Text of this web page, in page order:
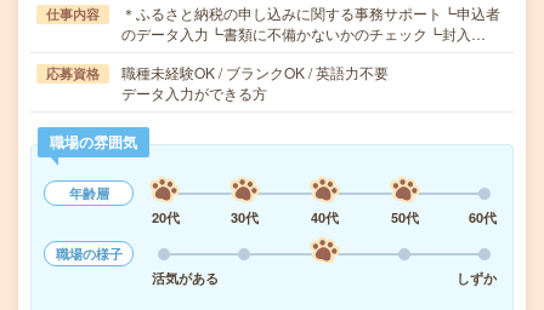
仕事内容
＊ふるさと納税の申し込みに関する事務サポート┗申込者
のデータ入力┗書類に不備かないかのチェック┗封入…
応募資格
職種未経験OK / ブランクOK / 英語力不要
データ入力ができる方
職場の雰囲気
年齢層
20代
30代 40代 50代
60代
職場の様子
活気がある
しずか